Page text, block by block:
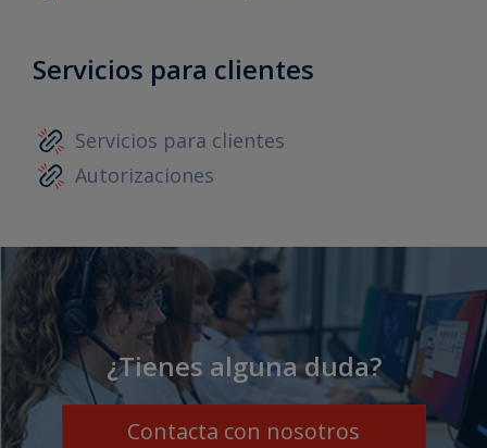
Servicios para clientes
Servicios para clientes
Autorizaciones
¿Tienes alguna duda?
Contacta con nosotros